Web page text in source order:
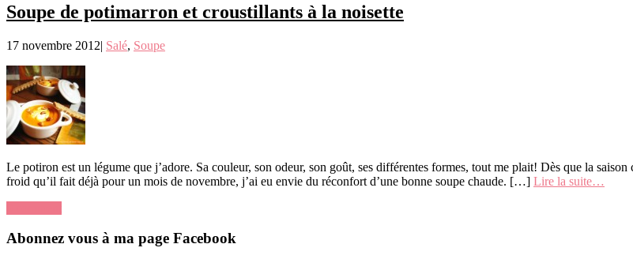
Soupe de potimarron et croustillants à la noisette
17 novembre 2012| Salé, Soupe
Le potiron est un légume que j’adore. Sa couleur, son odeur, son goût, ses différentes formes, tout me plait! Dès que la
froid qu’il fait déjà pour un mois de novembre, j’ai eu envie du réconfort d’une bonne soupe chaude. […] Lire la suite…
Abonnez vous à ma page Facebook